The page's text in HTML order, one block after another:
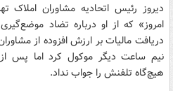
دیروز رئیس اتحادیه مشاوران
امروز» که از او درباره تضاد
دریافت مالیات بر ارزش افزوده از
نیم ساعت دیگر موکول کرد اما پس
هیچ‌گاه تلفنش را جواب نداد.